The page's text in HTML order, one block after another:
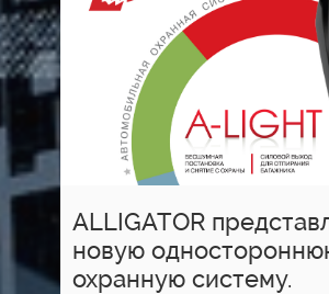
ALLIGATOR
новую
охранную систему.